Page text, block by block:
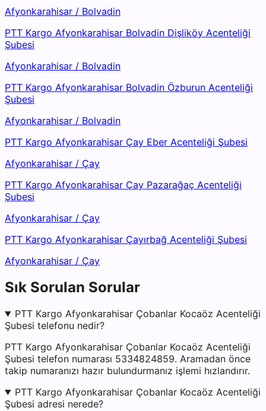
Afyonkarahisar / Bolvadin
PTT Kargo Afyonkarahisar Bolvadin Dişliköy Acenteliği
Şubesi
Afyonkarahisar / Bolvadin
PTT Kargo Afyonkarahisar Bolvadin Özburun Acenteliği
Şubesi
Afyonkarahisar / Bolvadin
PTT Kargo Afyonkarahisar Çay Eber Acenteliği Şubesi
Afyonkarahisar / Çay
PTT Kargo Afyonkarahisar Çay Pazarağaç Acenteliği
Şubesi
Afyonkarahisar / Çay
PTT Kargo Afyonkarahisar Çayırbağ Acenteliği Şubesi
Afyonkarahisar / Çay
Sık Sorulan Sorular
PTT Kargo Afyonkarahisar Çobanlar Kocaöz Acenteliği
Şubesi telefonu nedir?
PTT Kargo Afyonkarahisar Çobanlar Kocaöz Acenteliği
Şubesi telefon numarası 5334824859. Aramadan önce
takip numaranızı hazır bulundurmanız işlemi hızlandırır.
PTT Kargo Afyonkarahisar Çobanlar Kocaöz Acenteliği
Şubesi adresi nerede?